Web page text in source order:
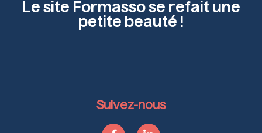
Le site Formasso se refait une
petite beauté !
Suivez-nous